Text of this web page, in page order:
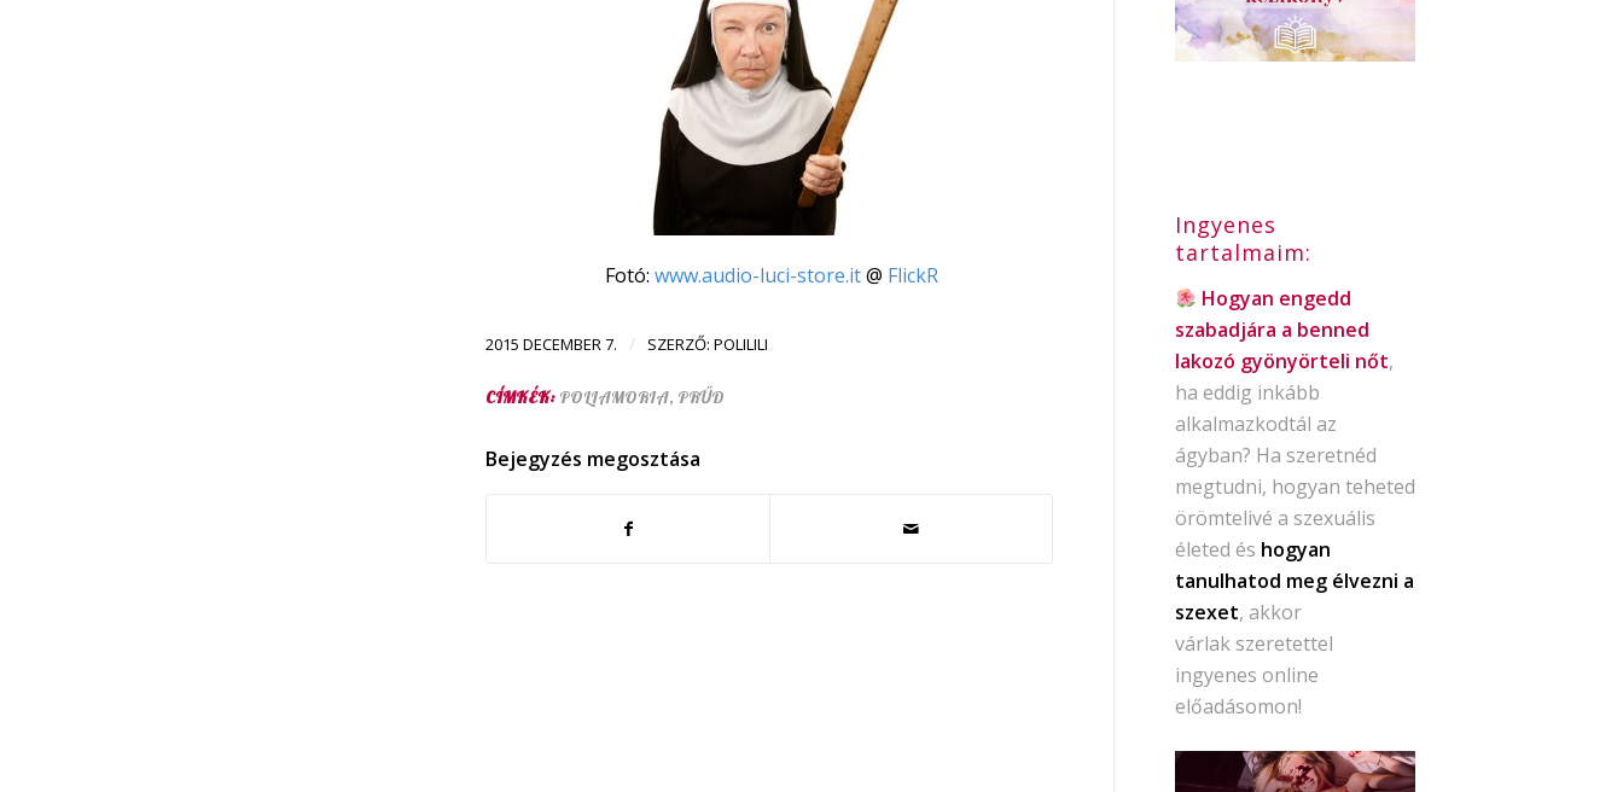
Fotó: www.audio-luci-store.it@ FlickR
2015 DECEMBER 7. / SZERZŐ: POLILILI
CÍMKÉK: POLIAMORIA, PRŰD
Bejegyzés megosztása
Ingyenes
tartalmaim:
Hogyan engedd
szabadjára a benned
lakozó gyönyörteli nőt,
ha eddig inkább
alkalmazkodtál az
ágyban? Ha szeretnéd
megtudni, hogyan teheted
örömtelivé a szexuális
életed és hogyan
tanulhatod meg élvezni a
szexet, akkor
várlak szeretettel
ingyenes online
előadásomon!